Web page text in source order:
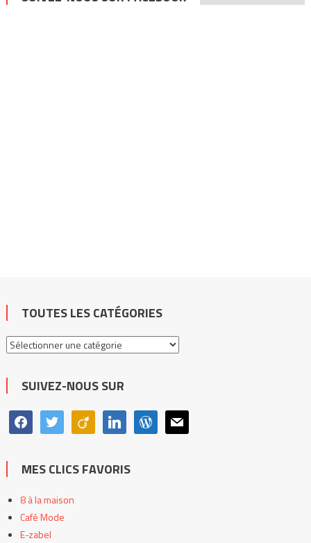
TOUTES LES CATÉGORIES
Toutes
catégories
SUIVEZ-NOUS SUR
facebooktwitter viadeo linkedin wordpress
mail
MES CLICS FAVORIS
8 à la maison
Café Mode
E-zabel